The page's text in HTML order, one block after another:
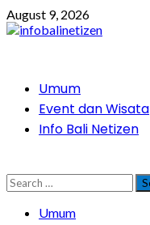
Skip
to
August 9, 2026
PrimaryUmum
Event dan Wisata
Info Bali Netizen
Search
for:
Umum